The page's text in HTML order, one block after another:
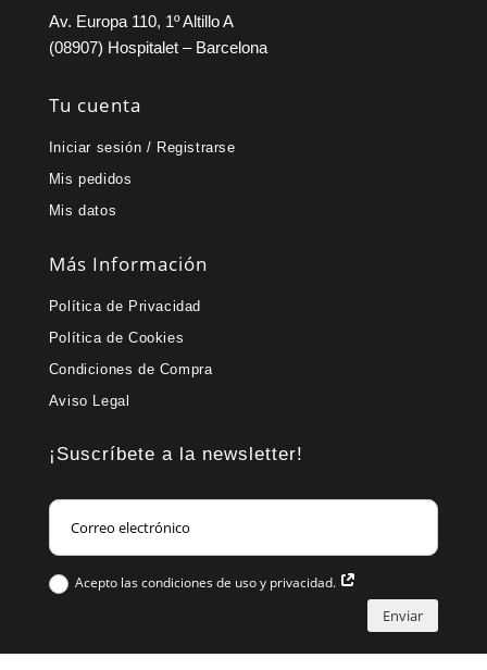
Av. Europa 110, 1º Altillo A
(08907) Hospitalet – Barcelona
Tu cuenta
Iniciar sesión / Registrarse
Mis pedidos
Mis datos
Más Información
Política de Privacidad
Política de Cookies
Condiciones de Compra
Aviso Legal
¡Suscríbete a la newsletter!
Acepto las condiciones de uso y privacidad.
Enviar